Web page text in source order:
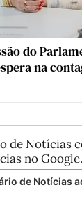
do
na
de Notícias
no Google.
de Notícias